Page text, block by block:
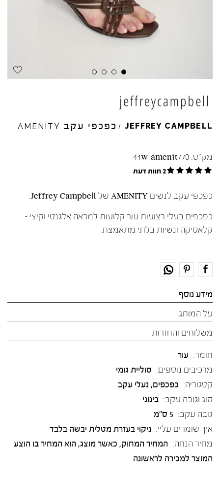
JEFFREY CAMPBELL
/ כפכפי עקב AMENITY
מק"ט: 41w-amenit770
2 חוות דעת
כפכפי עקב לנשים AMENITY של Jeffrey Campbell.
כפכפים בעלי רצועות עור קלועות למראה אלגנטי וקיצי –
קלאסיקה ונשיות בלתי מתאמצת.
מידע נוסף
על המותג
משלוחים והחזרות
חומר: עור
מרכיבים נוספים: סוליית גומי
קטגוריה: כפכפים, נעלי עקב
סוג וגובה עקב: בינוני
גובה עקב: 5 ס"מ
איך שומרים עליי: ניקוי בעזרת מטלית יבשה בלבד
מחיר הנחה: המחיר המחוק, כאשר מוצג, הוא המחיר בו הוצע
המוצר למכירה לראשונה